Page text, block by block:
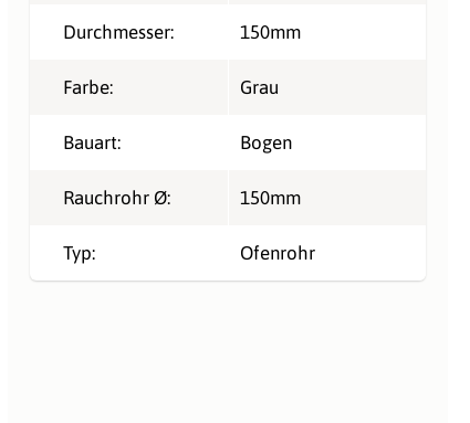
Durchmesser: 150mm
Farbe: Grau
Bauart: Bogen
Rauchrohr Ø: 150mm
Typ: Ofenrohr